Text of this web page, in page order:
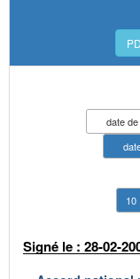
date
10
Signé le : 28-02-